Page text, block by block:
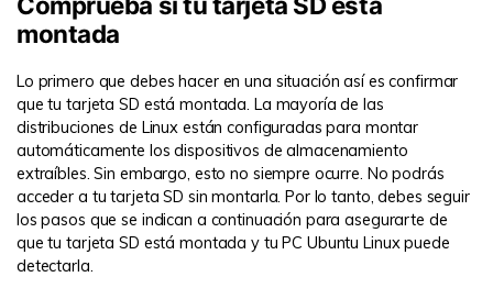
montada
Lo primero que debes hacer en una situación así es confirmar
que tu tarjeta SD está montada. La mayoría de las
distribuciones de Linux están configuradas para montar
automáticamente los dispositivos de almacenamiento
extraíbles. Sin embargo, esto no siempre ocurre. No podrás
acceder a tu tarjeta SD sin montarla. Por lo tanto, debes seguir
los pasos que se indican a continuación para asegurarte de
que tu tarjeta SD está montada y tu PC Ubuntu Linux puede
detectarla.